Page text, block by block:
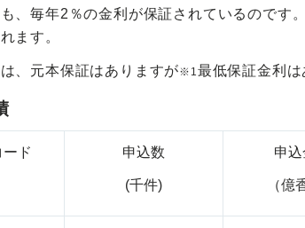
、毎年2％の金利が保証されているのです
ます。
、元本保証はありますが※1 最低保証金利は
ド 申込数
(千件)
申
（億